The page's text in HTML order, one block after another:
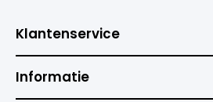
Klantenservice
Informatie